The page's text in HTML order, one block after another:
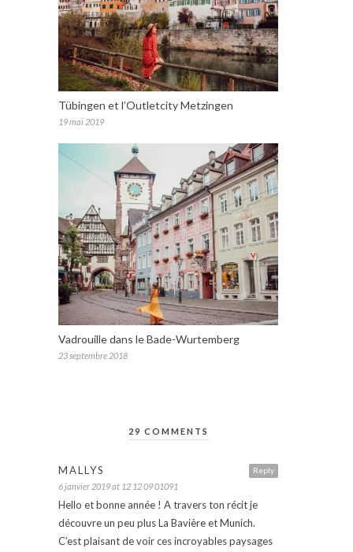
Tübingen et l’Outletcity Metzingen
19 mai 2019
Vadrouille dans le Bade-Wurtemberg
23 septembre 2018
29 COMMENTS
Reply
MALLYS
6 janvier 2019 at 12 12 09 01091
Hello et bonne année ! A travers ton récit je
découvre un peu plus La Bavière et Munich.
C’est plaisant de voir ces incroyables paysages